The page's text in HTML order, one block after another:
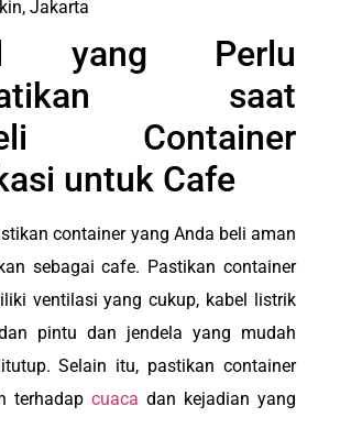
Jakarta
yang Perlu
saat
Container
untuk Cafe
container yang Anda beli aman
sebagai cafe. Pastikan container
ventilasi yang cukup, kabel listrik
pintu dan jendela yang mudah
Selain itu, pastikan container
terhadap cuaca dan kejadian yang